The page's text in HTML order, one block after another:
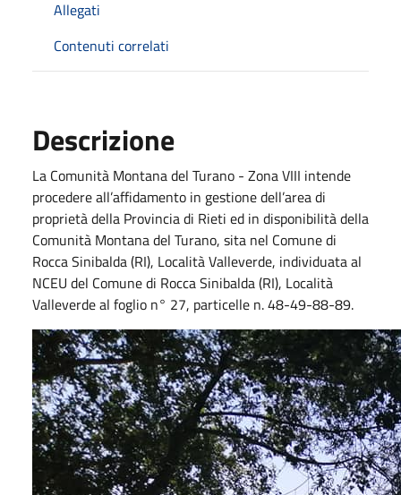
Allegati
Contenuti correlati
Descrizione
La Comunità Montana del Turano - Zona VIII intende
procedere all’affidamento in gestione dell’area di
proprietà della Provincia di Rieti ed in disponibilità della
Comunità Montana del Turano, sita nel Comune di
Rocca Sinibalda (RI), Località Valleverde, individuata al
NCEU del Comune di Rocca Sinibalda (RI), Località
Valleverde al foglio n° 27, particelle n. 48-49-88-89.